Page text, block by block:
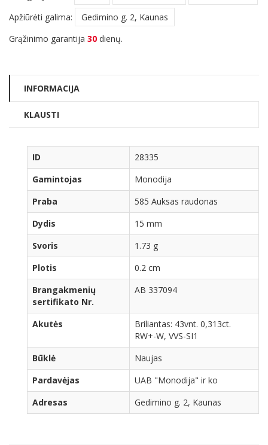
Apžiūrėti galima:
Gedimino g. 2, Kaunas
Grąžinimo garantija 30 dienų.
INFORMACIJA
KLAUSTI
ID
28335
Gamintojas
Monodija
Praba
585 Auksas raudonas
Dydis
15 mm
Svoris
1.73 g
Plotis
0.2 cm
Brangakmenių
sertifikato Nr.
AB 337094
Akutės
Briliantas: 43vnt. 0,313ct.
RW+-W, VVS-SI1
Būklė
Naujas
Pardavėjas
UAB "Monodija" ir ko
Adresas
Gedimino g. 2, Kaunas